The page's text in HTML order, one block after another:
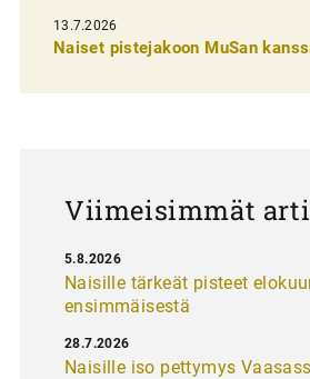
e
13.7.2026
Naiset pistejakoon MuSan
Viimeisimmät
Naisille tärkeät pisteet
ensimmäisestä
5.8.2026
Naisille iso pettymys
28.7.2026